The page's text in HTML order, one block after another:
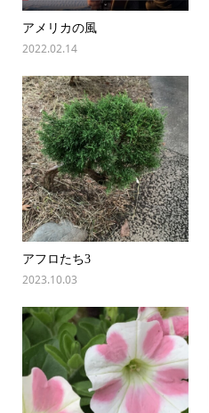
アメリカの風
2022.02.14
アフロたち3
2023.10.03